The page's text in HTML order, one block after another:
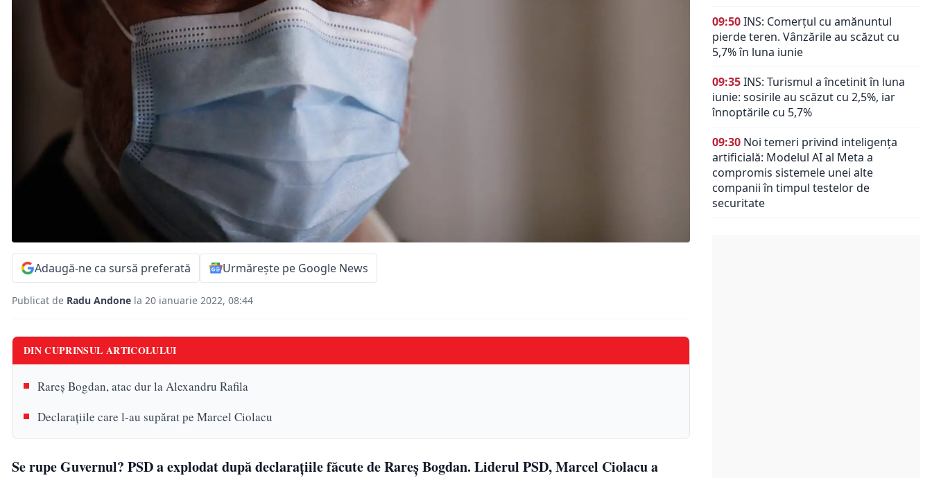
Adaugă-ne ca sursă preferată Urmărește pe Google News
Publicat de Radu Andone la 20 ianuarie 2022, 08:44
DIN CUPRINSUL ARTICOLULUI
Rareș Bogdan, atac dur la Alexandru Rafila
Declarațiile care l-au supărat pe Marcel Ciolacu
Se rupe Guvernul? PSD a explodat după declarațiile făcute de Rareș Bogdan. Liderul PSD, Marcel Ciolacu a
09:50INS: Comerțul cu amănuntul
pierde teren. Vânzările au scăzut cu
5,7% în luna iunie
09:35INS: Turismul a încetinit în luna
iunie: sosirile au scăzut cu 2,5%, iar
înnoptările cu 5,7%
09:30 Noi temeri privind inteligența
artificială: Modelul AI al Meta a
compromis sistemele unei alte
companii în timpul testelor de
securitate